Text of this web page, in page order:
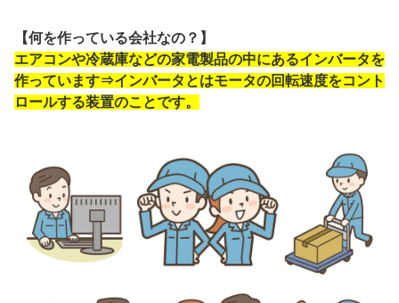
【何を作っている会社なの？】
エアコンや冷蔵庫などの家電製品の中にあるインバータを
作っています⇒インバータとはモータの回転速度をコント
ロールする装置のことです。